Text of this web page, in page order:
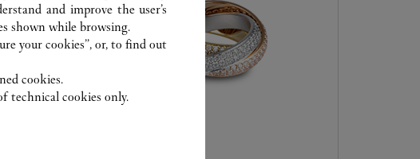
and improve the user’s
shown while browsing.
your cookies”, or, to find out
cookies.
technical cookies only.